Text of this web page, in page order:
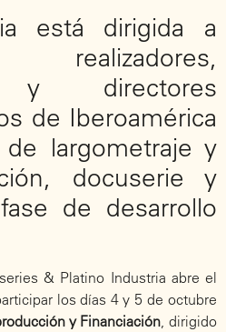
está dirigida a
y directores
de Iberoamérica
largometraje y
docuserie y
de desarrollo
& Platino Industria abre el
los días 4 y 5 de octubre
y Financiación, dirigido